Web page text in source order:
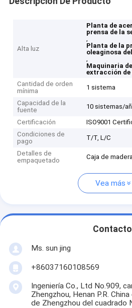
Alta luz
Planta de
prensa de la
,
Planta de la
oleaginosa
,
Maquinaria
extracción de
Cantidad de orden
mínima
1 sistema
Capacidad de la
fuente
10 sistemas/
Certificación
ISO9001
Condiciones de
pago
T/T, L/C
Detalles de
empaquetado
Caja de
Vea más
Contacto
Ms. sun jing
+86037160108569
Ingeniería Co., Ltd No.909,
Zhengzhou, Henan P.R.
de Zhengzhou del cuadrado